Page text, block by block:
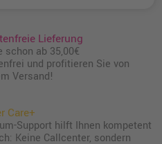
Lieferung
schon ab 35,00€
und profitieren Sie von
Versand!
Care+
Support hilft Ihnen kompetent
Keine Callcenter, sondern